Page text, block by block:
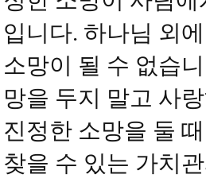
입니다. 하나님 외
소망이 될 수 없습
망을 두지 말고 사
진정한 소망을 둘
찾을 수 있는 가치